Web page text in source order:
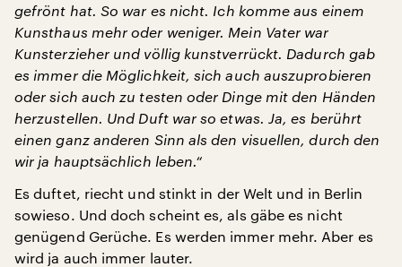
gefrönt hat. So war es nicht. Ich komme aus einem
Kunsthaus mehr oder weniger. Mein Vater war
Kunsterzieher und völlig kunstverrückt. Dadurch gab
es immer die Möglichkeit, sich auch auszuprobieren
oder sich auch zu testen oder Dinge mit den Händen
herzustellen. Und Duft war so etwas. Ja, es berührt
einen ganz anderen Sinn als den visuellen, durch den
wir ja hauptsächlich leben.“
Es duftet, riecht und stinkt in der Welt und in Berlin
sowieso. Und doch scheint es, als gäbe es nicht
genügend Gerüche. Es werden immer mehr. Aber es
wird ja auch immer lauter.